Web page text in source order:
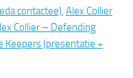
contactee) Alex Collier
Collier – Defending
Keepers (presentatie +